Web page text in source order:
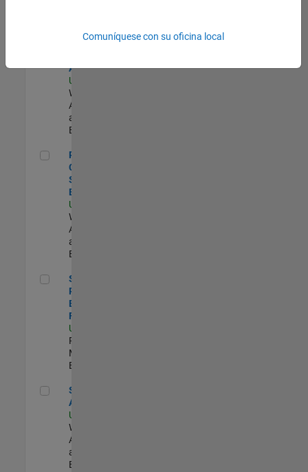
Experimentado
Architect
US-MA-Natick
Web
Applications
and Services |
Experimentado
Principal Cloud Software Engineer
Principal
Cloud
Software
Engineer
US-MA-Natick
Web
Applications
and Services |
Experimentado
Senior Product Engineer - FPGA / ASIC
Senior
Product
Engineer -
FPGA / ASIC
US-MA-Natick
Product
Marketing |
Experimentado
Senior Applied AI Engineer
Senior Applied
AI Engineer
US-MA-Natick
Web
Applications
and Services |
Experimentado
Comuníquese con su oficina local